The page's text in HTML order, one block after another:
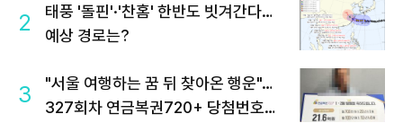
2
태풍 '돌핀'·'찬홈' 한반도 빗겨간다…
예상 경로는?
3
"서울 여행하는 꿈 뒤 찾아온 행운"…
327회차 연금복권720+ 당첨번호조